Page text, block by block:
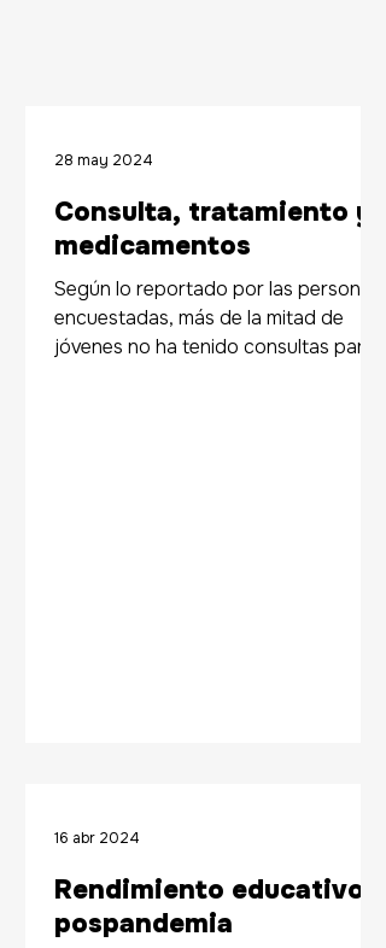
Consulta, tratamiento y
medicamentos
Según lo reportado por las personas
encuestadas, más de la mitad de
jóvenes no ha tenido consultas para
28 may 2024
Rendimiento educativo
pospandemia
16 abr 2024